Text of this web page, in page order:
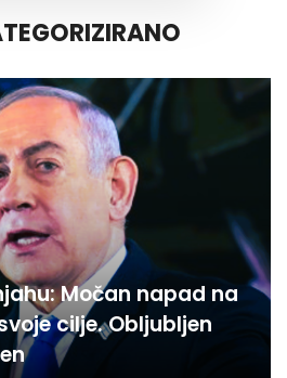
Močan napad na
cilje. Obljubljen